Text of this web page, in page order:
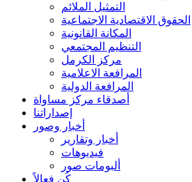
التمثيل الملائم
الحقوق الاقتصادية الاجتماعية
المكانة القانونية
التنظيم المجتمعي
مركز الكرمل
المرافعة الاعلامية
المرافعة الدولية
أصدقاء مركز مساواة
إصداراتنا
أخبار وصور
أخبار وتقارير
فيديوهات
ألبومات صور
كُن فعالاً